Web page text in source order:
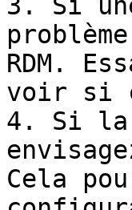
RDM.
voir si
4. Si la
Cela